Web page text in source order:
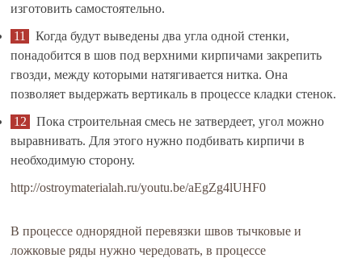
изготовить самостоятельно.
Когда будут выведены два угла одной стенки,
понадобится в шов под верхними кирпичами закрепить
гвозди, между которыми натягивается нитка. Она
позволяет выдержать вертикаль в процессе кладки стенок.
Пока строительная смесь не затвердеет, угол можно
выравнивать. Для этого нужно подбивать кирпичи в
необходимую сторону.
http://ostroymaterialah.ru/youtu.be/aEgZg4lUHF0
В процессе однорядной перевязки швов тычковые и
ложковые ряды нужно чередовать, в процессе